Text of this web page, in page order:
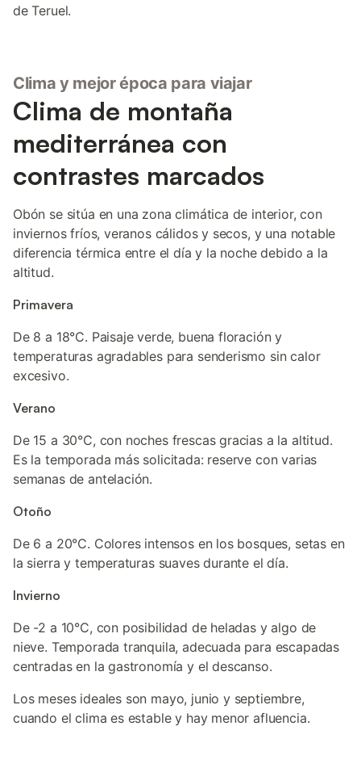
de Teruel.
Clima y mejor época para viajar
Clima de montaña
mediterránea con
contrastes marcados
Obón se sitúa en una zona climática de interior, con
inviernos fríos, veranos cálidos y secos, y una notable
diferencia térmica entre el día y la noche debido a la
altitud.
Primavera
De 8 a 18°C. Paisaje verde, buena floración y
temperaturas agradables para senderismo sin calor
excesivo.
Verano
De 15 a 30°C, con noches frescas gracias a la altitud.
Es la temporada más solicitada: reserve con varias
semanas de antelación.
Otoño
De 6 a 20°C. Colores intensos en los bosques, setas en
la sierra y temperaturas suaves durante el día.
Invierno
De -2 a 10°C, con posibilidad de heladas y algo de
nieve. Temporada tranquila, adecuada para escapadas
centradas en la gastronomía y el descanso.
Los meses ideales son mayo, junio y septiembre,
cuando el clima es estable y hay menor afluencia.